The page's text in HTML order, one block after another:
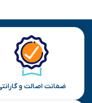
ضمانت اصالت و